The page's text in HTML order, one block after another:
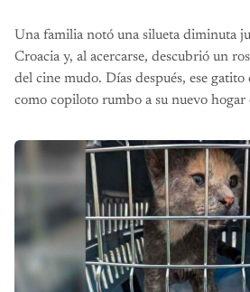
Una familia notó una silueta diminuta
Croacia y, al acercarse, descubrió un
del cine mudo. Días después, ese
como copiloto rumbo a su nuevo hogar